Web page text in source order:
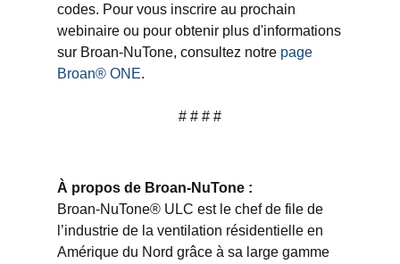
codes. Pour vous inscrire au prochain
webinaire ou pour obtenir plus d'informations
sur Broan-NuTone, consultez notre page
Broan® ONE.
# # # #
À propos de Broan-NuTone :
Broan-NuTone® ULC est le chef de file de
l’industrie de la ventilation résidentielle en
Amérique du Nord grâce à sa large gamme